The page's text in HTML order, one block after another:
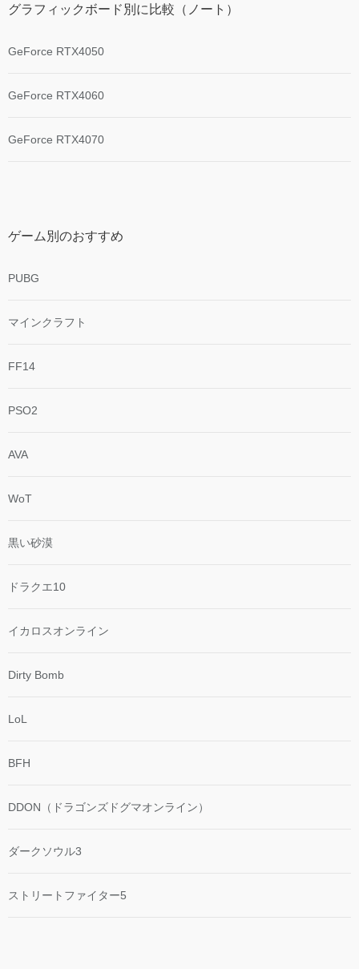
グラフィックボード別に比較（ノート）
GeForce RTX4050
GeForce RTX4060
GeForce RTX4070
ゲーム別のおすすめ
PUBG
マインクラフト
FF14
PSO2
AVA
WoT
黒い砂漠
ドラクエ10
イカロスオンライン
Dirty Bomb
LoL
BFH
DDON（ドラゴンズドグマオンライン）
ダークソウル3
ストリートファイター5